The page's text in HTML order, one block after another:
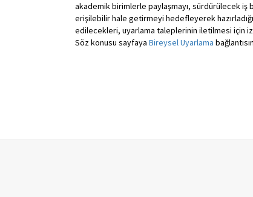
akademik birimlerle paylaşmayı, sürdürülecek iş
erişilebilir hale getirmeyi hedefleyerek
edilecekleri, uyarlama taleplerinin iletilmesi için
Söz konusu sayfaya Bireysel Uyarlama